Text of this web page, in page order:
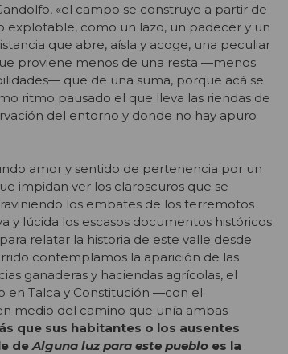
«el campo se construye a partir de
explotable, como un lazo, un padecer y un
que abre, aísla y acoge, una peculiar
proviene menos de una resta —menos
que de una suma, porque acá se
ritmo pausado el que lleva las riendas de
del entorno y donde no hay apuro
amor y sentido de pertenencia por un
impidan ver los claroscuros que se
los embates de los terremotos
y lúcida los escasos documentos históricos
relatar la historia de este valle desde
contemplamos la aparición de las
ganaderas y haciendas agrícolas, el
en Talca y Constitución —con el
medio del camino que unía ambas
que sus habitantes o los ausentes
deAlguna luz para este pueblo es la